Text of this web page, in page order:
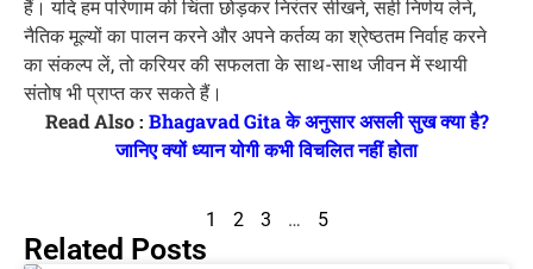
हैं। यदि हम परिणाम की चिंता छोड़कर निरंतर सीखने, सही निर्णय लेने,
नैतिक मूल्यों का पालन करने और अपने कर्तव्य का श्रेष्ठतम निर्वाह करने
का संकल्प लें, तो करियर की सफलता के साथ-साथ जीवन में स्थायी
संतोष भी प्राप्त कर सकते हैं।
Read Also : Bhagavad Gita के अनुसार असली सुख क्या है?
जानिए क्यों ध्यान योगी कभी विचलित नहीं होता
1 2 3 … 5
Related Posts